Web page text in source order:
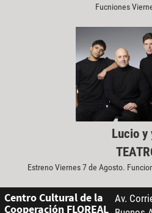
Fucniones
Lucio y
Estreno Viernes 7 de Agosto.
Centro Cultural de la
Cooperación FLOREAL
Av.